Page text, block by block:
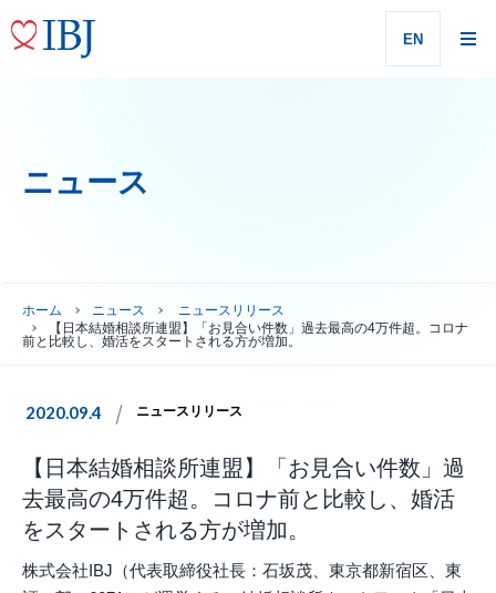
EN
ニュース
ホーム ニュース
ニュースリリース
【日本結婚相談所連盟】「お見合い件数」過去最高の4万件超。コロナ
前と比較し、婚活をスタートされる方が増加。
2020.09.4 ニュースリリース
【日本結婚相談所連盟】「お見合い件数」過
去最高の4万件超。コロナ前と比較し、婚活
をスタートされる方が増加。
株式会社IBJ（代表取締役社長：石坂茂、東京都新宿区、東